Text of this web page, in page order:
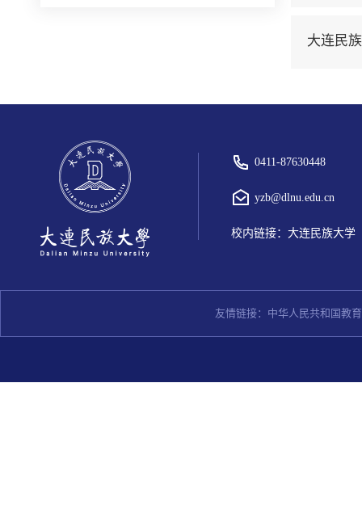
大连民
0411-87630448
yzb@dlnu.edu.cn
校内链接： 大连民族大学
友情链接： 中华人民共和国教